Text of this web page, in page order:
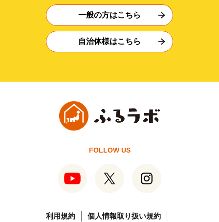
一般の方はこちら
自治体様はこちら
FOLLOW US
利用規約 個人情報取り扱い規約